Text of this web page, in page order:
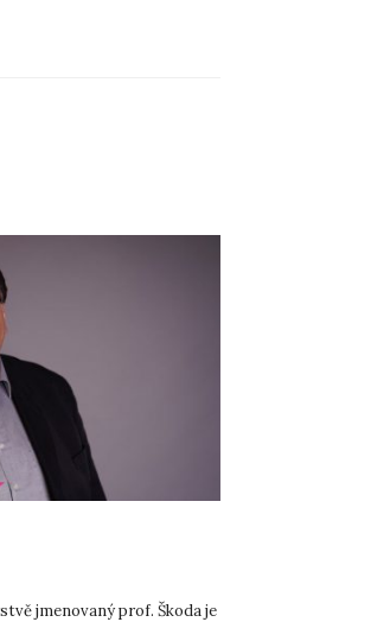
jmenovaný prof. Škoda je